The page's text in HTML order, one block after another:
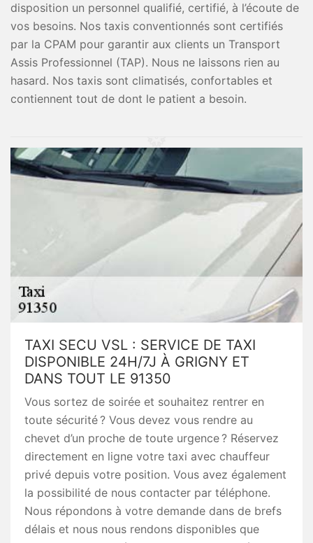
disposition un personnel qualifié, certifié, à l’écoute de
vos besoins. Nos taxis conventionnés sont certifiés
par la CPAM pour garantir aux clients un Transport
Assis Professionnel (TAP). Nous ne laissons rien au
hasard. Nos taxis sont climatisés, confortables et
contiennent tout de dont le patient a besoin.
TAXI SECU VSL : SERVICE DE TAXI
DISPONIBLE 24H/7J À GRIGNY ET
DANS TOUT LE 91350
Vous sortez de soirée et souhaitez rentrer en
toute sécurité ? Vous devez vous rendre au
chevet d’un proche de toute urgence ? Réservez
directement en ligne votre taxi avec chauffeur
privé depuis votre position. Vous avez également
la possibilité de nous contacter par téléphone.
Nous répondons à votre demande dans de brefs
délais et nous nous rendons disponibles que